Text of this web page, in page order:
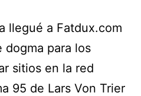
llegué a Fatdux.com
para los
sitios en la red
95 de Lars Von Trier